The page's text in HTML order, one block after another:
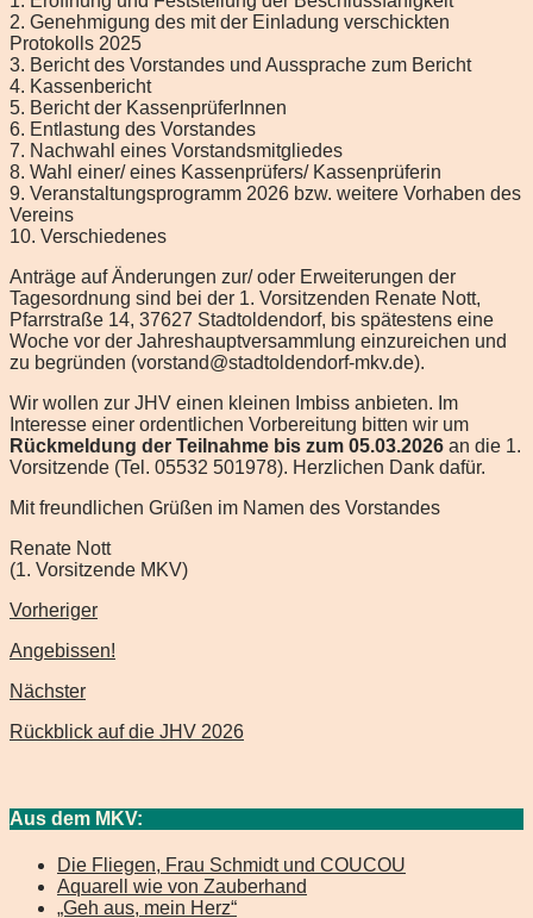
2. Genehmigung des mit der Einladung verschickten
Protokolls 2025
3. Bericht des Vorstandes und Aussprache zum Bericht
4. Kassenbericht
5. Bericht der KassenprüferInnen
6. Entlastung des Vorstandes
7. Nachwahl eines Vorstandsmitgliedes
8. Wahl einer/ eines Kassenprüfers/ Kassenprüferin
9. Veranstaltungsprogramm 2026 bzw. weitere Vorhaben des
Vereins
10. Verschiedenes
Anträge auf Änderungen zur/ oder Erweiterungen der
Tagesordnung sind bei der 1. Vorsitzenden Renate Nott,
Pfarrstraße 14, 37627 Stadtoldendorf, bis spätestens eine
Woche vor der Jahreshauptversammlung einzureichen und
zu begründen (vorstand@stadtoldendorf-mkv.de).
Wir wollen zur JHV einen kleinen Imbiss anbieten. Im
Interesse einer ordentlichen Vorbereitung bitten wir um
Rückmeldung der Teilnahme bis zum 05.03.2026 an die 1.
Vorsitzende (Tel. 05532 501978). Herzlichen Dank dafür.
Mit freundlichen Grüßen im Namen des Vorstandes
Renate Nott
(1. Vorsitzende MKV)
Vorheriger
Angebissen!
Nächster
Rückblick auf die JHV 2026
Aus dem MKV:
Die Fliegen, Frau Schmidt und COUCOU
Aquarell wie von Zauberhand
„Geh aus, mein Herz“